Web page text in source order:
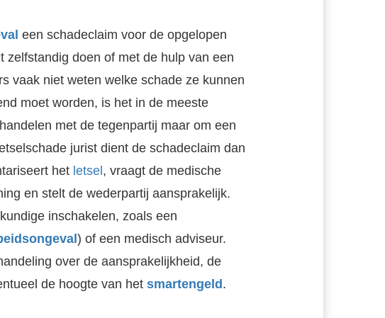
een schadeclaim voor de opgelopen
doen of met de hulp van een
vaak niet weten welke schade ze kunnen
moet worden, is het in de meeste
met de tegenpartij maar om een
jurist dient de schadeclaim dan
het letsel, vraagt de medische
en stelt de wederpartij aansprakelijk.
inschakelen, zoals een
) of een medisch adviseur.
over de aansprakelijkheid, de
de hoogte van het smartengeld.